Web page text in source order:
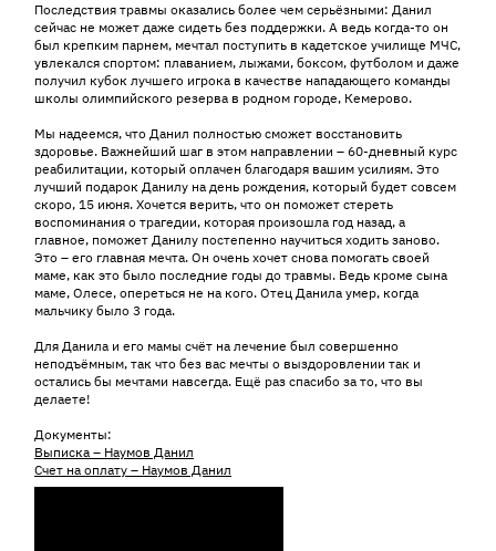
Последствия травмы оказались более чем серьёзными: Данил
сейчас не может даже сидеть без поддержки. А ведь когда-то он
был крепким парнем, мечтал поступить в кадетское училище МЧС,
увлекался спортом: плаванием, лыжами, боксом, футболом и даже
получил кубок лучшего игрока в качестве нападающего команды
школы олимпийского резерва в родном городе, Кемерово.
Мы надеемся, что Данил полностью сможет восстановить
здоровье. Важнейший шаг в этом направлении – 60-дневный курс
реабилитации, который оплачен благодаря вашим усилиям. Это
лучший подарок Данилу на день рождения, который будет совсем
скоро, 15 июня. Хочется верить, что он поможет стереть
воспоминания о трагедии, которая произошла год назад, а
главное, поможет Данилу постепенно научиться ходить заново.
Это – его главная мечта. Он очень хочет снова помогать своей
маме, как это было последние годы до травмы. Ведь кроме сына
маме, Олесе, опереться не на кого. Отец Данила умер, когда
мальчику было 3 года.
Для Данила и его мамы счёт на лечение был совершенно
неподъёмным, так что без вас мечты о выздоровлении так и
остались бы мечтами навсегда. Ещё раз спасибо за то, что вы
делаете!
Документы:
Выписка – Наумов Данил
Счет на оплату – Наумов Данил